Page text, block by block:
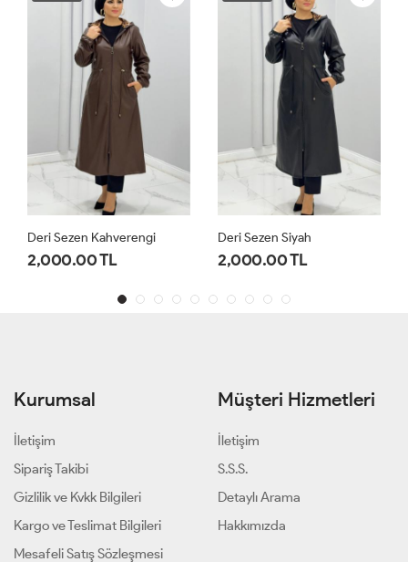
Deri Sezen Siyah
2,000.00 TL
Kap Bondik Zühre Siyah
2,200.00 TL
Kurumsal
İletişim
Sipariş Takibi
Gizlilik ve Kvkk Bilgileri
Kargo ve Teslimat Bilgileri
Mesafeli Satış Sözleşmesi
Müşteri Hizmetleri
İletişim
S.S.S.
Detaylı Arama
Hakkımızda